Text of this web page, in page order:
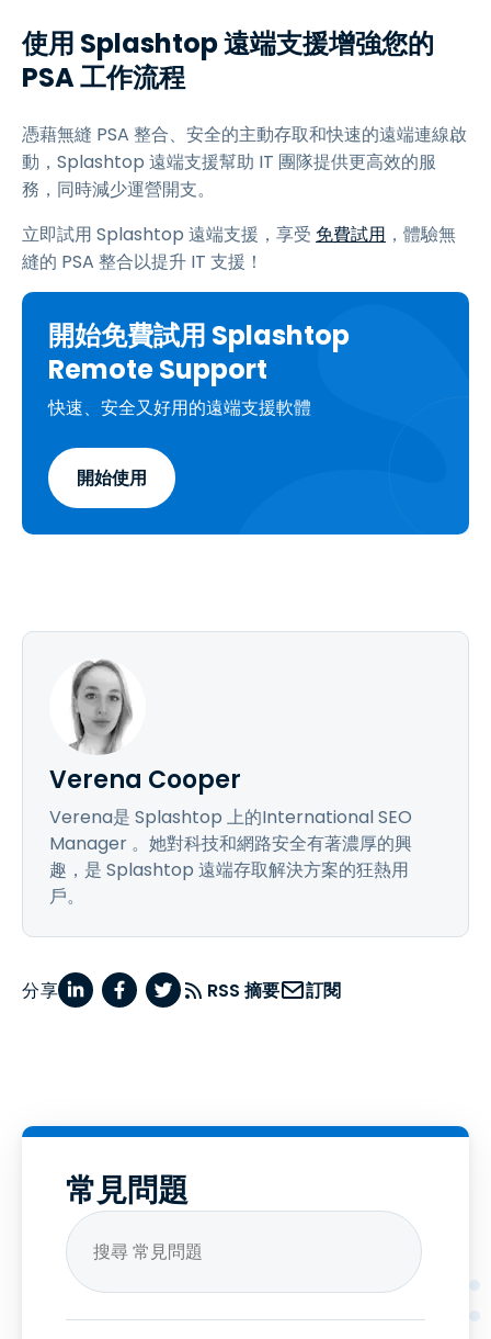
使用 Splashtop 遠端支援增強您的
PSA 工作流程
憑藉無縫 PSA 整合、安全的主動存取和快速的遠端連線啟
動，Splashtop 遠端支援幫助 IT 團隊提供更高效的服
務，同時減少運營開支。
立即試用 Splashtop 遠端支援，享受 免費試用 ，體驗無
縫的 PSA 整合以提升 IT 支援！
開始免費試用 Splashtop
Remote Support
快速、安全又好用的遠端支援軟體
開始使用
Verena Cooper
Verena是 Splashtop 上的International SEO
Manager 。她對科技和網路安全有著濃厚的興
趣，是 Splashtop 遠端存取解決方案的狂熱用
戶。
分享 RSS 摘要 訂閱
常見問題